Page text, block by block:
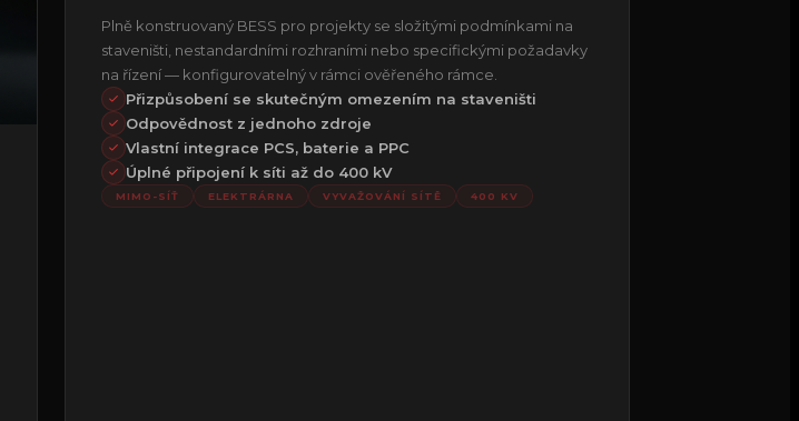
Plně konstruovaný BESS pro projekty se složitými podmínkami na
staveništi, nestandardními rozhraními nebo specifickými požadavky
na řízení — konfigurovatelný v rámci ověřeného rámce.
Přizpůsobení se skutečným omezením na staveništi
Odpovědnost z jednoho zdroje
Vlastní integrace PCS, baterie a PPC
Úplné připojení k síti až do 400 kV
MIMO-SÍŤ ELEKTRÁRNA VYVAŽOVÁNÍ SÍTĚ 400 KV